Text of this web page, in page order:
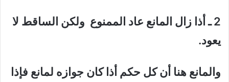
2 ـ أذا زال المانع عاد الممنوع ولكن الساقط لا
يعود.
والمانع هنا أن كل حكم أذا كان جوازه لمانع فإذا